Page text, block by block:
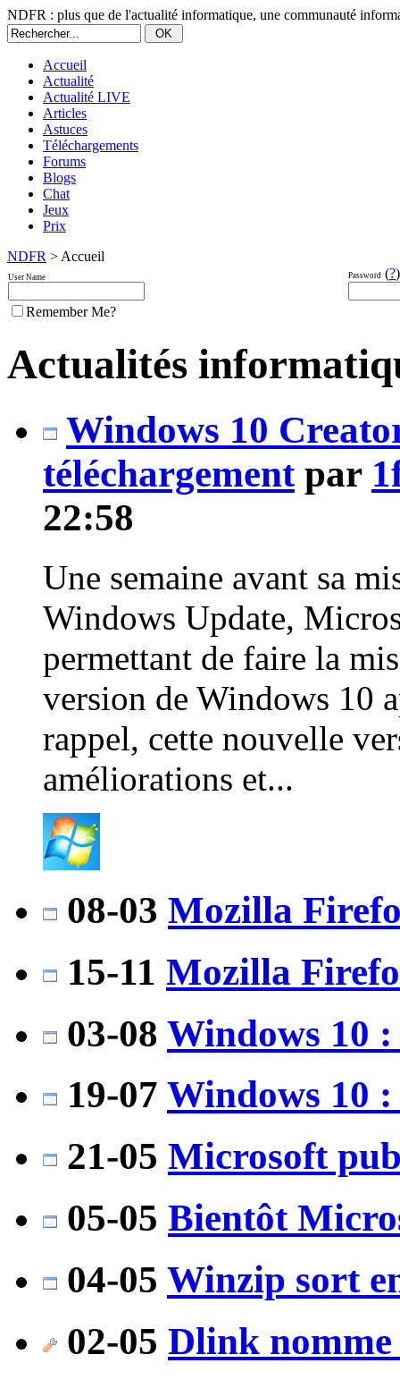
NDFR : plus que de l'actualité informatique, une communauté
Accueil
Actualité
Actualité LIVE
Articles
Astuces
Téléchargements
Forums
Blogs
Chat
Jeux
Prix
NDFR > Accueil
User Name Password (?)
Remember Me?
Actualités
Windows 10
téléchargement par
22:58
Une semaine avant sa
Windows Update,
permettant de faire la
version de Windows 10
rappel, cette nouvelle
améliorations et...
08-03 Mozilla
15-11 Mozilla
03-08 Windows 10
19-07 Windows 10
21-05 Microsoft
05-05 Bientôt
04-05 Winzip sort
02-05 Dlink nomme